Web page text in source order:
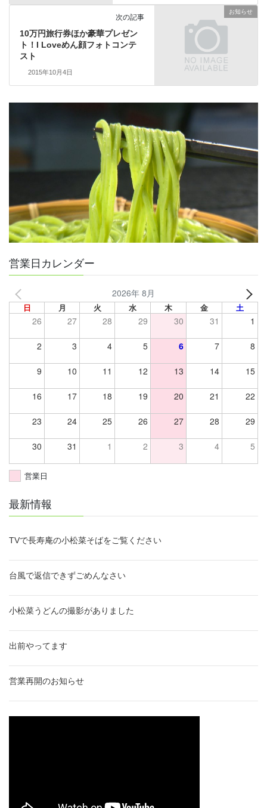
お知らせ
次の記事
10万円旅行券ほか豪華プレゼン
ト！I Loveめん顔フォトコンテ
スト
2015年10月4日
営業日カレンダー
2026年 8月
日 月 火 水 木 金 土
26 27 28 29 30 31 1
2 3 4 5 6 7 8
9 10 11 12 13 14 15
16 17 18 19 20 21 22
23 24 25 26 27 28 29
30 31 1 2 3 4 5
営業日
最新情報
TVで長寿庵の小松菜そばをご覧ください
台風で返信できずごめんなさい
小松菜うどんの撮影がありました
出前やってます
営業再開のお知らせ